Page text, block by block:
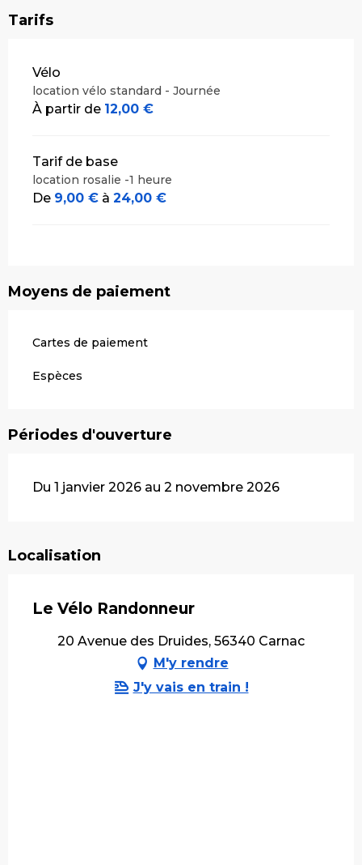
Tarifs
Tarifs 2026
Vélo
location vélo standard - Journée
À partir de 12,00 €
Tarif de base
location rosalie -1 heure
De 9,00 € à 24,00 €
Moyens de paiement
Cartes de paiement
Espèces
Périodes d'ouverture
Du 1 janvier 2026 au 2 novembre 2026
Localisation
Le Vélo Randonneur
20 Avenue des Druides, 56340 Carnac
M'y rendre
J'y vais en train !